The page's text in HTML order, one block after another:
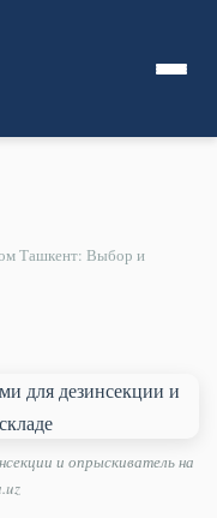
Ташкент: Выбор и
и опрыскиватель на